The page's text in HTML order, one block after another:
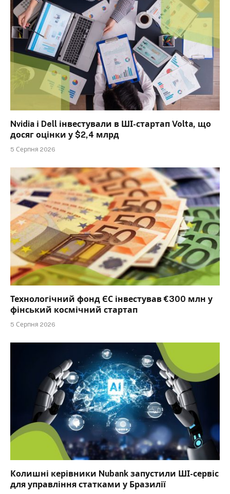
Nvidia і Dell інвестували в ШІ-стартап Volta, що
досяг оцінки у $2,4 млрд
5 Серпня 2026
Технологічний фонд ЄС інвестував €300 млн у
фінський космічний стартап
5 Серпня 2026
Колишні керівники Nubank запустили ШІ-сервіс
для управління статками у Бразилії